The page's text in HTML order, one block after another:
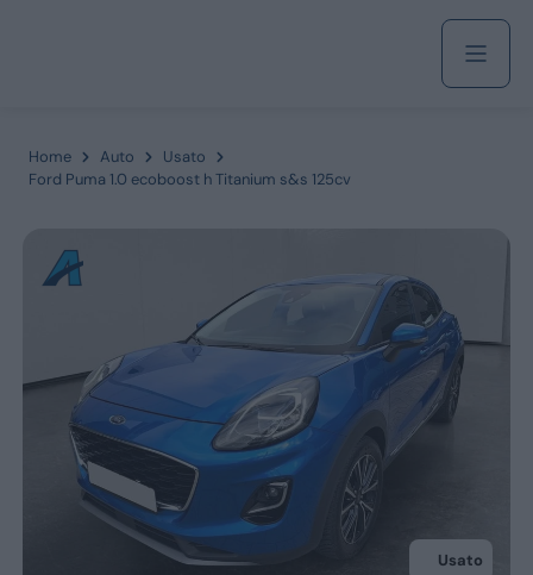
Marchi
Fiat
Home Auto
Usato
Ford Puma 1.0 ecoboost h Titanium s&s 125cv
Usato